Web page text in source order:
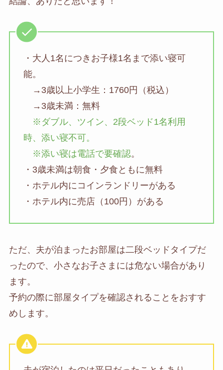
・大人1名につきお子様1名まで添い寝可
能。
→3歳以上小学生：1760円（税込）
→3歳未満：無料
※ダブル、ツイン、2段ベッド1名利用
時、添い寝不可。
※添い寝は電話で要確認。
・3歳未満は朝食・夕食ともに無料
・ホテル内にコインランドリーがある
・ホテル内に売店（100円）がある
ただ、夫が泊まったお部屋は二段ベッドタイプだ
ったので、小さなお子さまには危ない場合があり
ます。
予約の際に部屋タイプを確認されることをおすす
めします。